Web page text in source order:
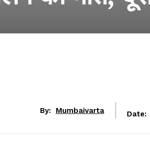
By: Mumbaivarta Date: